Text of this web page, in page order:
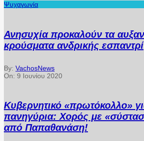
Ψυχαγωγία
Ανησυχία προκαλούν τα
κρούσματα ανδρικής
By: VachosNews
On: 9 Ιουνίου 2020
Κυβερνητικό «πρωτόκολλο»
πανηγύρια: Χορός με
από Παπαθανάση!